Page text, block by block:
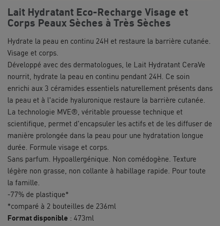
Lait Hydratant Eco-Recharge Visage et
Corps Peaux Sèches à Très Sèches
Hydrate la peau en continu 24H et restaure la barrière cutanée.
Visage et corps.
Développé avec des dermatologues, le Lait Hydratant CeraVe
nourrit, hydrate la peau en continu pendant 24H. Ce soin
enrichi aux 3 céramides essentiels naturellement présents dans
la peau et à l'acide hyaluronique restaure la barrière cutanée.
La technologie MVE®, véritable prouesse technique et
scientifique, permet d'encapsuler les actifs et de les diffuser de
manière prolongée dans la peau pour une hydratation longue
durée. Formule visage et corps.
Sans parfum. Hypoallergénique. Non comédogène. Texture
légère non grasse, non collante à habillage rapide. Pour toute
la famille.
-77% de plastique*
*comparé à 2 bouteilles de 236ml
Format disponible : 473ml